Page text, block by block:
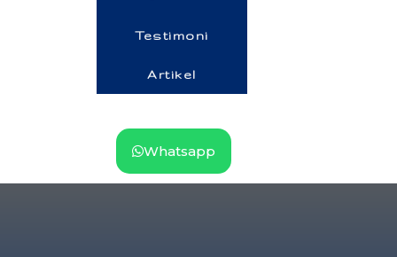
Testimoni
Artikel
Whatsapp